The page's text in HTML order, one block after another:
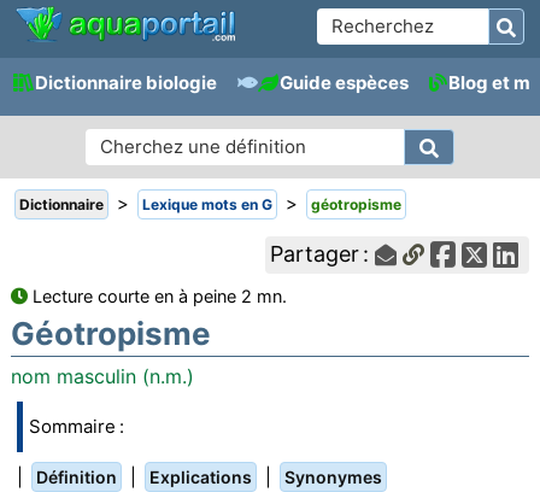
Dictionnaire biologie Guide espèces Blog et
Dictionnaire > Lexique mots en G > géotropisme
Partager :
Lecture courte en à peine 2 mn.
Géotropisme
nom masculin (n.m.)
Sommaire :
Définition Explications Synonymes